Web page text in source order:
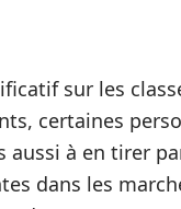
sur les
certaines
à en tirer
dans les